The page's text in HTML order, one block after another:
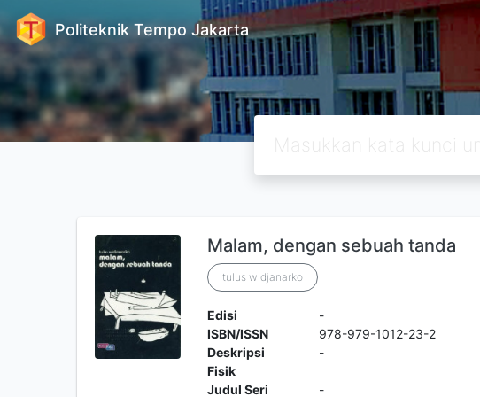
Politeknik Tempo Jakarta
Malam, dengan sebuah tanda
tulus widjanarko
Edisi
-
ISBN/ISSN
978-979-1012-23-2
Deskripsi
Fisik
-
Judul Seri -